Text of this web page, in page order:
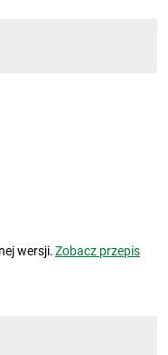
wersji.Zobacz przepis